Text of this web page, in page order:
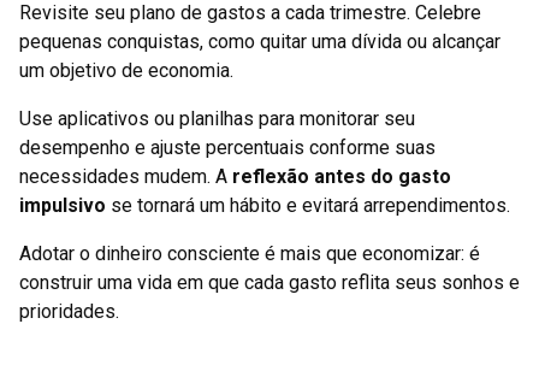
Revisite seu plano de gastos a cada trimestre. Celebre
pequenas conquistas, como quitar uma dívida ou alcançar
um objetivo de economia.
Use aplicativos ou planilhas para monitorar seu
desempenho e ajuste percentuais conforme suas
necessidades mudem. A reflexão antes do gasto
impulsivo se tornará um hábito e evitará arrependimentos.
Adotar o dinheiro consciente é mais que economizar: é
construir uma vida em que cada gasto reflita seus sonhos e
prioridades.